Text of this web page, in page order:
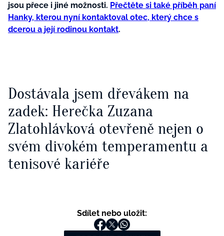
jsou přece i jiné možnosti. Přečtěte si také příběh paní
Hanky, kterou nyní kontaktoval otec, který chce s
dcerou a její rodinou kontakt.
Dostávala jsem dřevákem na
zadek: Herečka Zuzana
Zlatohlávková otevřeně nejen o
svém divokém temperamentu a
tenisové kariéře
Sdílet nebo uložit: